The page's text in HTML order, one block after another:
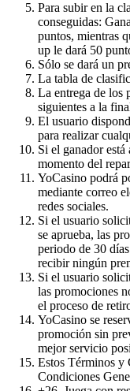
Para subir en la
conseguidas:
puntos, mientras
up le dará 50
Sólo se dará un
La tabla de
La entrega de los
siguientes a la
El usuario
para realizar
Si el ganador
momento del
YoCasino podrá
mediante correo
redes sociales.
Si el usuario
se aprueba, las
periodo de 30
recibir ningún
Si el usuario
las promociones
el proceso de
YoCasino se
promoción sin
mejor servicio
Estos Términos y
Condiciones